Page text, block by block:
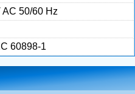
AC 50/60 Hz
60898-1